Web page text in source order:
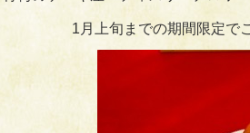
1月上旬までの期間限定で